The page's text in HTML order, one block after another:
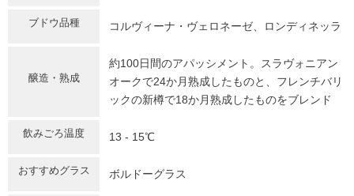
ブドウ品種 コルヴィーナ・ヴェロネーゼ、ロンディネッラ
醸造・熟成
約100日間のアパッシメント。スラヴォニアン
オークで24か月熟成したものと、フレンチバリ
ックの新樽で18か月熟成したものをブレンド
飲みごろ温度 13 - 15℃
おすすめグラス ボルドーグラス